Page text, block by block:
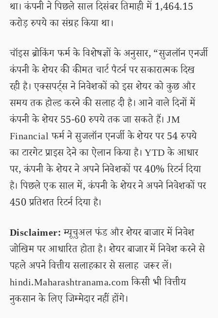
था। कंपनी ने पिछले साल दिसंबर तिमाही में 1,464.15
करोड़ रुपये का संग्रह किया था।
चॉइस ब्रोकिंग फर्म के विशेषज्ञों के अनुसार, “सुजलॉन एनर्जी
कंपनी के शेयर की कीमत चार्ट पैटर्न पर सकारात्मक दिख
रही है। एक्सपर्ट्स ने निवेशकों को इस शेयर को कुछ और
समय तक होल्ड करने की सलाह दी है। आने वाले दिनों में
कंपनी के शेयर 55-60 रुपये तक जा सकते हैं। JM
Financial फर्म ने सुजलॉन एनर्जी के शेयर पर 54 रुपये
का टारगेट प्राइस देने का ऐलान किया है। YTD के आधार
पर, कंपनी के शेयर ने अपने निवेशकों पर 40% रिटर्न दिया
है। पिछले एक साल में, कंपनी के शेयर ने अपने निवेशकों पर
450 प्रतिशत रिटर्न दिया है।
Disclaimer:म्यूचुअल फंड और शेयर बाजार में निवेश
जोखिम पर आधारित होता है। शेयर बाजार में निवेश करने से
पहले अपने वित्तीय सलाहकार से सलाह जरूर लें।
hindi.Maharashtranama.com किसी भी वित्तीय
नुकसान के लिए जिम्मेदार नहीं होंगे।